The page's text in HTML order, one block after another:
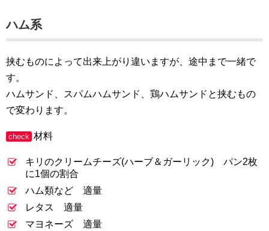
ハム系
挟むものによって出来上がり違いますが、途中まで一緒で
す。
ハムサンド、スパムハムサンド、鶏ハムサンドと挟むもの
で変わります。
check 材料
キリのクリームチーズ(ハーブ＆ガーリック) パン2枚
に1個の割合
ハム類など 適量
レタス 適量
マヨネーズ 適量